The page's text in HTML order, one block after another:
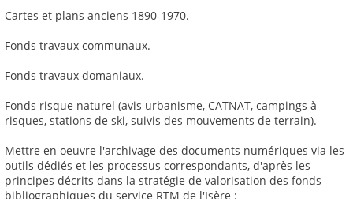
Cartes et plans anciens 1890-1970.
Fonds travaux communaux.
Fonds travaux domaniaux.
Fonds risque naturel (avis urbanisme, CATNAT, campings à
risques, stations de ski, suivis des mouvements de terrain).
Mettre en oeuvre l'archivage des documents numériques via les
outils dédiés et les processus correspondants, d'après les
principes décrits dans la stratégie de valorisation des fonds
bibliographiques du service RTM de l'Isère :